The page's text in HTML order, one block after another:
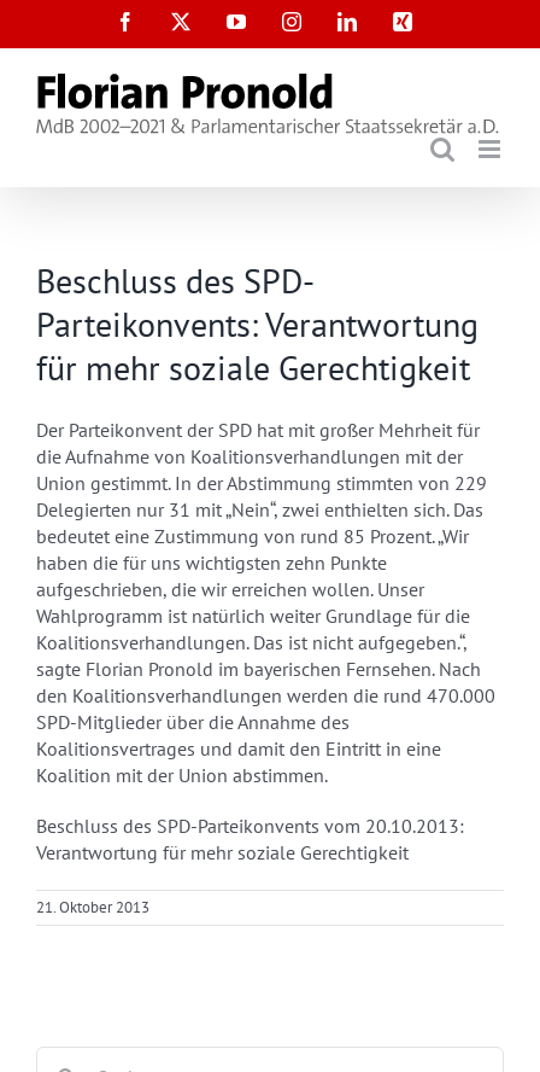
Facebook YouTubeInstagramLinkedInXing
Beschluss des SPD-
Parteikonvents: Verantwortung
für mehr soziale Gerechtigkeit
Der Parteikonvent der SPD hat mit großer Mehrheit für
die Aufnahme von Koalitionsverhandlungen mit der
Union gestimmt. In der Abstimmung stimmten von 229
Delegierten nur 31 mit „Nein“, zwei enthielten sich. Das
bedeutet eine Zustimmung von rund 85 Prozent. „Wir
haben die für uns wichtigsten zehn Punkte
aufgeschrieben, die wir erreichen wollen. Unser
Wahlprogramm ist natürlich weiter Grundlage für die
Koalitionsverhandlungen. Das ist nicht aufgegeben.“,
sagte Florian Pronold im bayerischen Fernsehen. Nach
den Koalitionsverhandlungen werden die rund 470.000
SPD-Mitglieder über die Annahme des
Koalitionsvertrages und damit den Eintritt in eine
Koalition mit der Union abstimmen.
Beschluss des SPD-Parteikonvents vom 20.10.2013:
Verantwortung für mehr soziale Gerechtigkeit
21. Oktober 2013